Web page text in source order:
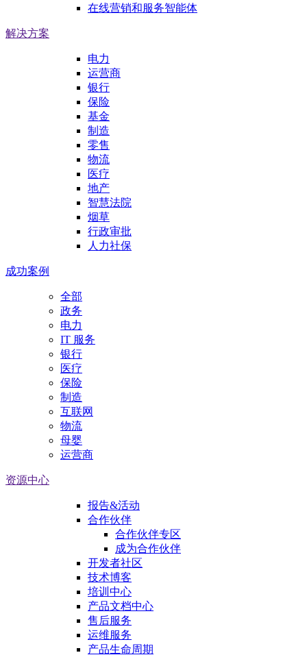
在线营销和服务智能体
解决方案
电力
运营商
银行
保险
基金
制造
零售
物流
医疗
地产
智慧法院
烟草
行政审批
人力社保
成功案例
全部
政务
电力
IT 服务
银行
医疗
保险
制造
互联网
物流
母婴
运营商
资源中心
报告&活动
合作伙伴
合作伙伴专区
成为合作伙伴
开发者社区
技术博客
培训中心
产品文档中心
售后服务
运维服务
产品生命周期